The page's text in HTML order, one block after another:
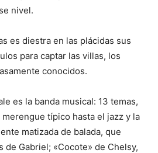
nivel.
es diestra en las plácidas sus
para captar las villas, los
conocidos.
es la banda musical: 13 temas,
típico hasta el jazz y la
matizada de balada, que
de Gabriel; «Cocote» de Chelsy,